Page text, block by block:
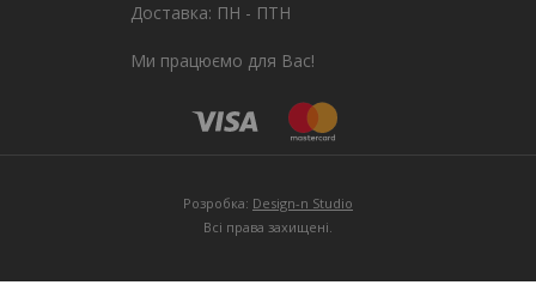
Доставка: ПН - ПТН
Ми працюємо для Вас!
Розробка: Design-n Studio
Всі права захищені.